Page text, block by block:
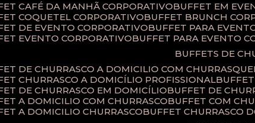
CAFÉ DA MANHÃ CORPORATIVO
BUFFET EM
COQUETEL CORPORATIVO
BUFFET BRUNCH
DE EVENTO CORPORATIVO
BUFFET PARA
EVENTO CORPORATIVO
BUFFET PARA EVENTO
BUFFETS DE
DE CHURRASCO A DOMICILIO COM
CHURRASCO A DOMICÍLIO PROFISSIONAL
DE CHURRASCO EM DOMICÍLIO
BUFFET DE
A DOMICILIO COM CHURRASCO
BUFFET COM
A DOMICILIO CHURRASCO
BUFFET CHURRASCO